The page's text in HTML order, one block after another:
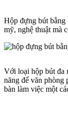
Hộp đựng bút bằng
mỹ, nghệ thuật mà
Với loại hộp bút đa
năng để văn
bàn làm việc một